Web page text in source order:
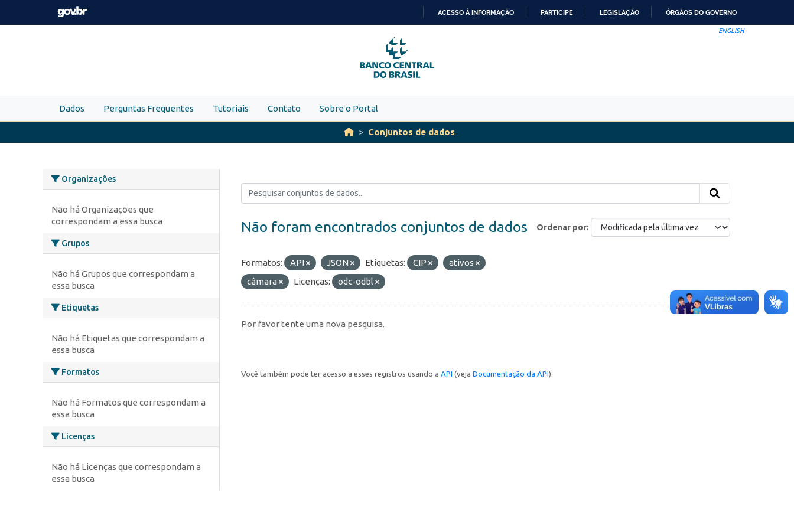
Skip to main content
PARA
O
CONTEÚDO
ACESSO À INFORMAÇÃO PARTICIPE LEGISLAÇÃO ÓRGÃOS DO GOVERNO
ENGLISH
Dados Perguntas Frequentes Tutoriais Contato Sobre o Portal
Conjuntos de dados
Organizações
Não há Organizações que
correspondam a essa busca
Grupos
Não há Grupos que correspondam a
essa busca
Etiquetas
Não há Etiquetas que correspondam a
essa busca
Formatos
Não há Formatos que correspondam a
essa busca
Licenças
Não há Licenças que correspondam a
essa busca
Ordenar por
Não foram encontrados conjuntos de dados
Formatos: API JSON Etiquetas: CIP
ativos
câmara
Licenças: odc-odbl
Por favor tente uma nova pesquisa.
Você também pode ter acesso a esses registros usando a API (veja Documentação da API).